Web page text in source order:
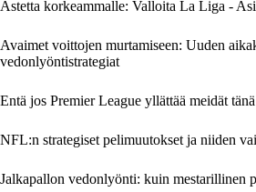
Astetta korkeammalle: Valloita La Liga -
Avaimet voittojen murtamiseen: Uuden
vedonlyöntistrategiat
Entä jos Premier League yllättää meidät
NFL:n strategiset pelimuutokset ja niiden
Jalkapallon vedonlyönti: kuin mestarillinen